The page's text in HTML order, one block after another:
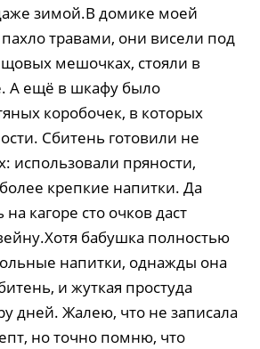
зимой.В домике моей
травами, они висели под
мешочках, стояли в
А ещё в шкафу было
коробочек, в которых
Сбитень готовили не
использовали пряности,
крепкие напитки. Да
кагоре сто очков даст
бабушка полностью
напитки, однажды она
и жуткая простуда
дней. Жалею, что не записала
но точно помню, что